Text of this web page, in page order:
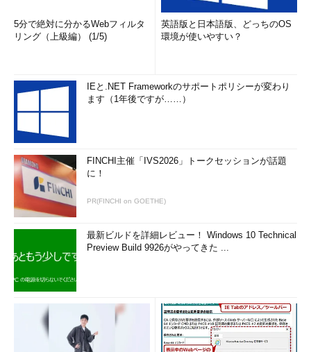
5分で絶対に分かるWebフィルタ
リング（上級編） (1/5)
英語版と日本語版、どっちのOS
環境が使いやすい？
IEと.NET Frameworkのサポートポリシーが変わり
ます（1年後ですが……）
FINCHI主催「IVS2026」トークセッションが話題
に！
PR(FINCHI on GOETHE)
最新ビルドを詳細レビュー！ Windows 10 Technical
Preview Build 9926がやってきた ...